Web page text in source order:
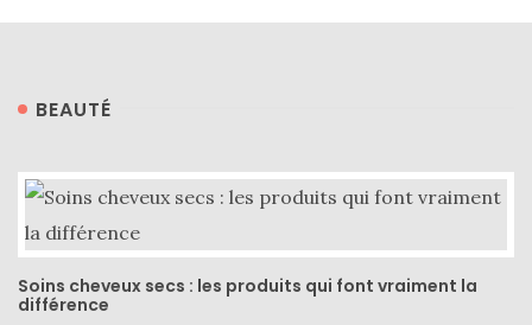
BEAUTÉ
Soins cheveux secs : les produits qui font vraiment la
différence